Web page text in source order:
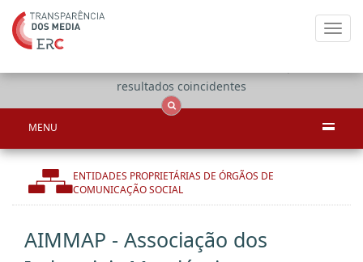
resultados coincidentes
MENU
ENTIDADES PROPRIETÁRIAS DE ÓRGÃOS DE
COMUNICAÇÃO SOCIAL
AIMMAP - Associação dos